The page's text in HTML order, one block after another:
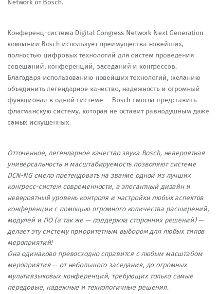
Network от Bosch.
Конференц-система Digital Congress Network Next Generation
компании Bosch использует преимущества новейших,
полностью цифровых технологий для систем проведения
совещаний, конференций, заседаний и конгрессов.
Благодаря использованию новейших технологий, желанию
объединить легендарное качество, надежность и огромный
функционал в одной системе — Bosch смогла представить
флагманскую систему, которая не оставит равнодушным даже
самых искушенных.
Отточенное, легендарное качество звука Bosch, невероятная
универсальность и масштабируемость позволяют системе
DCN-NG смело претендовать на звание одной из лучших
конгресс-систем современности, а элегантный дизайн и
невероятный уровень контроля и настройки любых аспектов
конференции с помощью огромного количества расширений,
модулей и ПО (а так же — поддержка сторонних решений) —
делает эту систему приоритетным выбором для любых типов
мероприятий!
Она одинаково превосходно справится с любым масштабом
мероприятия — от небольшого заседания, до огромных
мультиязыковых конференций, требующих только самые
передовые, надежные и технологичные решения.